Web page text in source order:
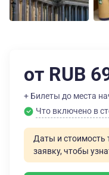
от RUB
+ Билеты до места
Что включено в
Даты и стоимость
заявку, чтобы